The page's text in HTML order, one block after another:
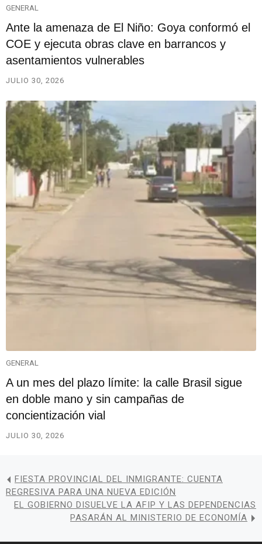
GENERAL
Ante la amenaza de El Niño: Goya conformó el
COE y ejecuta obras clave en barrancos y
asentamientos vulnerables
JULIO 30, 2026
GENERAL
A un mes del plazo límite: la calle Brasil sigue
en doble mano y sin campañas de
concientización vial
JULIO 30, 2026
FIESTA PROVINCIAL DEL INMIGRANTE: CUENTA
REGRESIVA PARA UNA NUEVA EDICIÓN
EL GOBIERNO DISUELVE LA AFIP Y LAS DEPENDENCIAS
PASARÁN AL MINISTERIO DE ECONOMÍA